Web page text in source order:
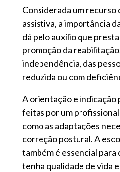
Considerada um recurso
assistiva, a importância
dá pelo auxílio que
promoção da
independência, das
reduzida ou com
A orientação e indicação
feitas por um
como as adaptações
correção postural. A
também é essencial para
tenha qualidade de vida